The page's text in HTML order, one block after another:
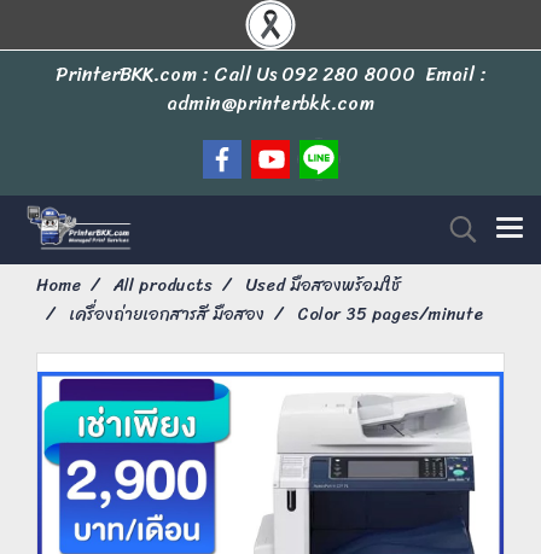
PrinterBKK.com : Call Us092 280 8000 Email :
admin@printerbkk.com
Home All products
Used มือสองพร้อมใช้
เครื่องถ่ายเอกสารสี มือสอง
Color 35 pages/minute